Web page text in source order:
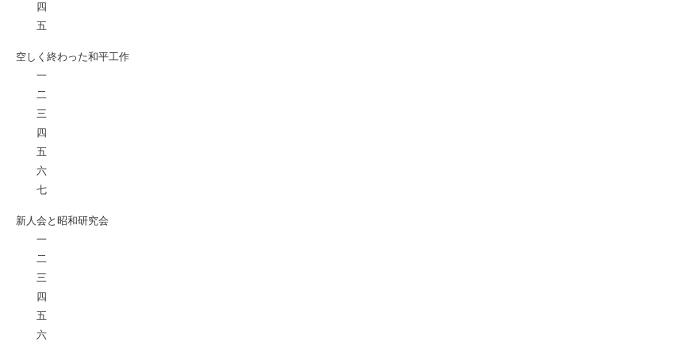
四
五
空しく終わった和平工作
一
二
三
四
五
六
七
新人会と昭和研究会
一
二
三
四
五
六